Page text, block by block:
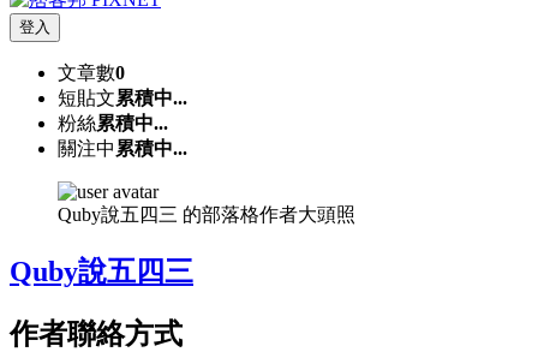
登入
文章數0
短貼文累積中...
粉絲累積中...
關注中 累積中...
Quby說五四三 的部落格作者大頭照
Quby說五四三
作者聯絡方式